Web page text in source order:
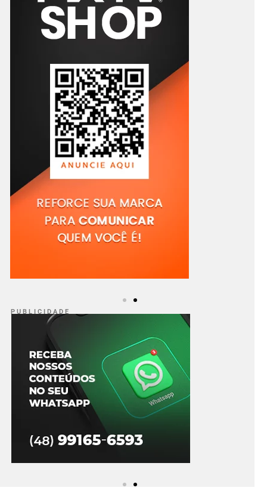
P U B L I C I D A D E